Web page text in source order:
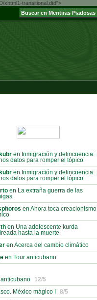
xhtml1-transitional.dtd">
en Inmigración y delincuencia:
datos para romper el tópico
en Inmigración y delincuencia:
datos para romper el tópico
en La extraña guerra de las
en Ahora toca creacionismo
en Una adolescente kurda
hasta la muerte
en Acerca del cambio climático
en Tour anticubano
anticubano
12/5
México mágico I
8/5